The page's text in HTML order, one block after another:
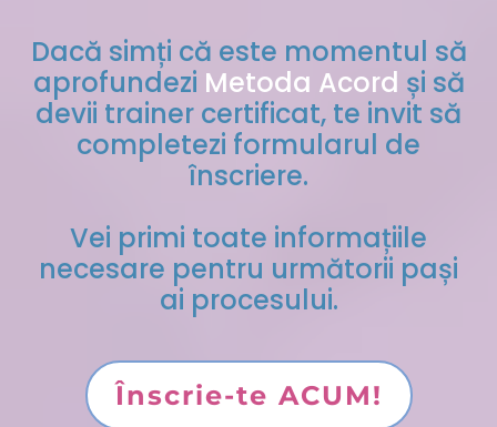
Dacă simți că este momentul să
aprofundezi Metoda Acord și să
devii trainer certificat, te invit să
completezi formularul de
înscriere.
Vei primi toate informațiile
necesare pentru următorii pași
ai procesului.
Înscrie-te ACUM!